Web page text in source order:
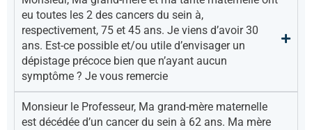
eu toutes les 2 des cancers du sein à,
respectivement, 75 et 45 ans. Je viens d’avoir 30
ans. Est-ce possible et/ou utile d’envisager un
dépistage précoce bien que n’ayant aucun
symptôme ? Je vous remercie
Monsieur le Professeur, Ma grand-mère maternelle
est décédée d’un cancer du sein à 62 ans. Ma mère